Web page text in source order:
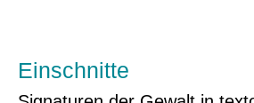
Einschnitte